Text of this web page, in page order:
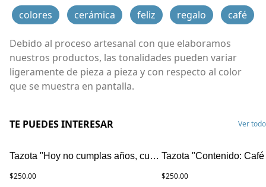
colores cerámica feliz regalo café
Debido al proceso artesanal con que elaboramos
nuestros productos, las tonalidades pueden variar
ligeramente de pieza a pieza y con respecto al color
que se muestra en pantalla.
TE PUEDES INTERESAR Ver todo
Tazota "Hoy no cumplas años, cumple tus sueños"
$250.00
$250.00